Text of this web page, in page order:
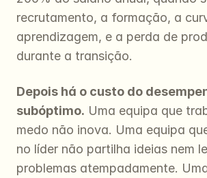
recrutamento, a formação, a
aprendizagem, e a perda de
durante a transição.
Depois há o custo do
subóptimo. Uma equipa que
medo não inova. Uma equipa
no líder não partilha ideias nem
problemas atempadamente.